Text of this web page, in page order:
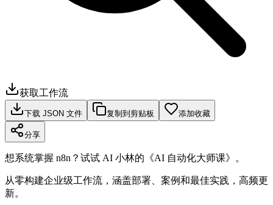
获取工作流
下载 JSON 文件 复制到剪贴板 添加收藏
分享
想系统掌握 n8n？试试 AI 小林的《AI 自动化大师课》。
从零构建企业级工作流，涵盖部署、案例和最佳实践，高频更
新。